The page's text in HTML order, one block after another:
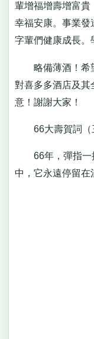
輩增福增壽增富貴
幸福安康。事業發
字輩們健康成長。
略備薄酒！希望
對喜多多酒店及其
意！謝謝大家！
66大壽賀詞（
66年，彈指一
中，它永遠停留在